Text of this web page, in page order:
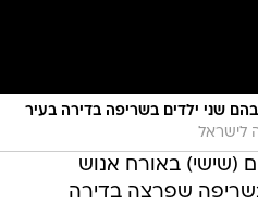
שני ילדים בשריפה בדירה בעיר
לישראל
היום (שישי) באורח אנוש
שפרצה בדירה